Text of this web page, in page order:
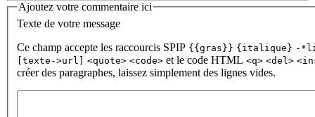
Ajoutez votre commentaire ici
Texte de votre message
Ce champ accepte les raccourcis SPIP {{gras}} {italique} -
[texte->url]
<quote> <code> et le code HTML <q> <del>
créer des paragraphes, laissez simplement des lignes vides.